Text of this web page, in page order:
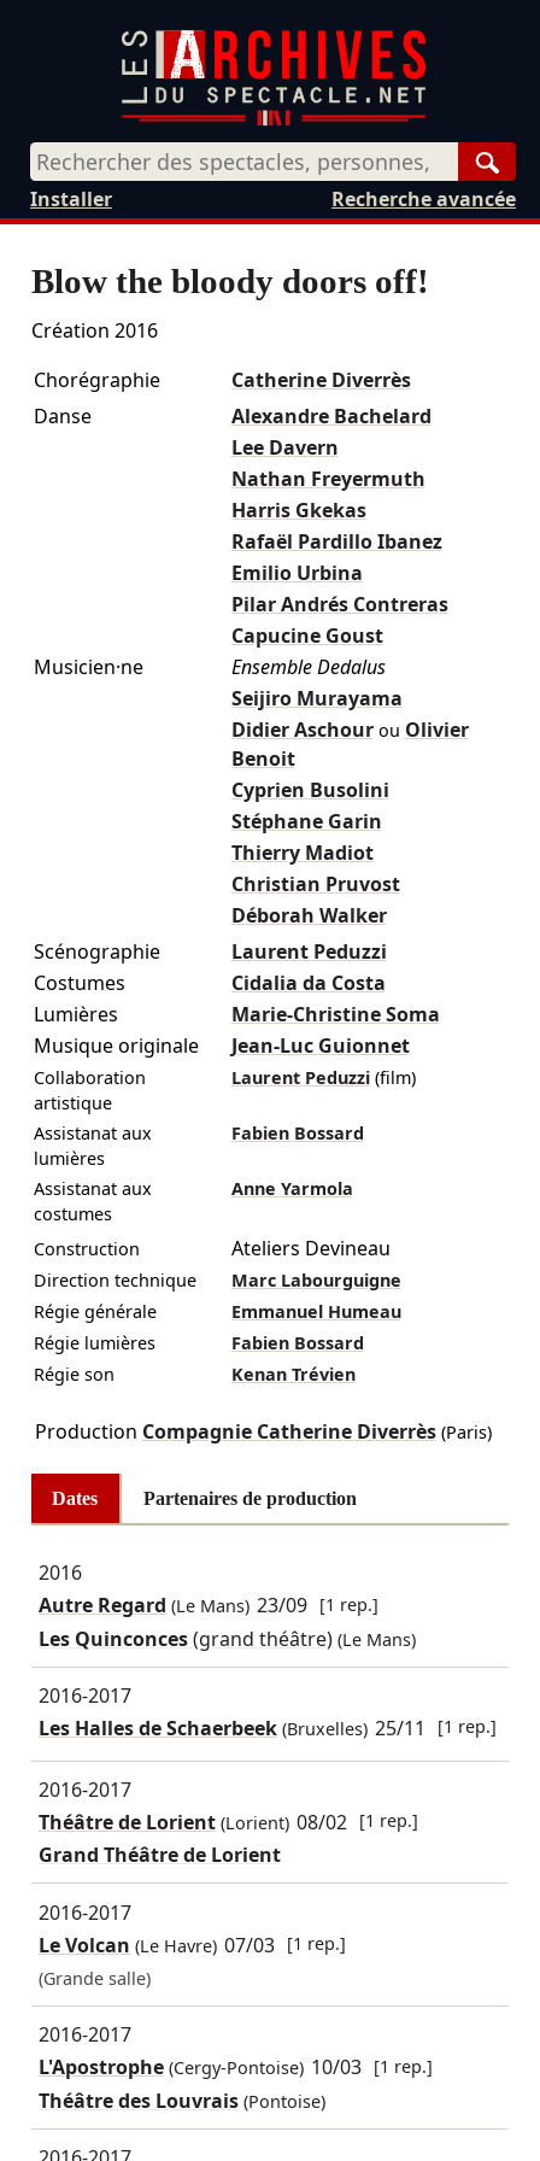
Recherche avancée
Installer
Blow the bloody doors off!
Création 2016
Chorégraphie
Catherine Diverrès
Danse
Alexandre Bachelard
Lee Davern
Nathan Freyermuth
Harris Gkekas
Rafaël Pardillo Ibanez
Emilio Urbina
Pilar Andrés Contreras
Capucine Goust
Musicien·ne
Ensemble Dedalus
Seijiro Murayama
Didier Aschour ou Olivier
Benoit
Cyprien Busolini
Stéphane Garin
Thierry Madiot
Christian Pruvost
Déborah Walker
Scénographie
Laurent Peduzzi
Costumes
Cidalia da Costa
Lumières
Marie-Christine Soma
Musique originale
Jean-Luc Guionnet
Collaboration
artistique
Laurent Peduzzi (film)
Assistanat aux
lumières
Fabien Bossard
Assistanat aux
costumes
Anne Yarmola
Construction Ateliers Devineau
Direction technique
Marc Labourguigne
Régie générale
Emmanuel Humeau
Régie lumières
Fabien Bossard
Régie son
Kenan Trévien
Production Compagnie Catherine Diverrès(Paris)
Dates Partenaires de production
2016
Autre Regard (Le Mans) 23/09 [1 rep.]
Les Quinconces(grand théâtre) (Le Mans)
2016-2017
Les Halles de Schaerbeek(Bruxelles) 25/11 [1 rep.]
2016-2017
Théâtre de Lorient(Lorient) 08/02 [1 rep.]
Grand Théâtre de Lorient
2016-2017
Le Volcan (Le Havre) 07/03 [1 rep.]
(Grande salle)
2016-2017
L'Apostrophe(Cergy-Pontoise) 10/03 [1 rep.]
Théâtre des Louvrais (Pontoise)